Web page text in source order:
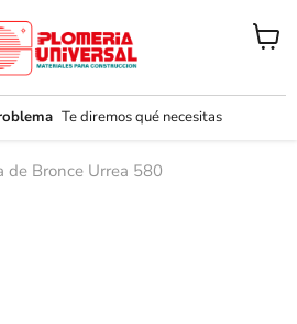
Te diremos qué necesitas
Ver
de Bronce Urrea 580